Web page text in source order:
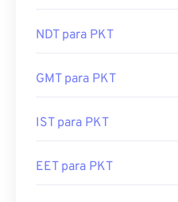
NDT para PKT
GMT para PKT
IST para PKT
EET para PKT